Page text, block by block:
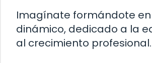
Imagínate formándote
dinámico, dedicado a la
al crecimiento profesional.